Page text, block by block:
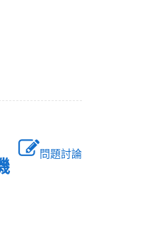
問題討論